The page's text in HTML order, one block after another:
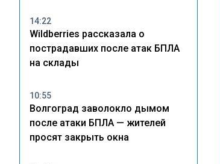
14:22
Wildberries рассказала о
пострадавших после атак БПЛА
на склады
10:55
Волгоград заволокло дымом
после атаки БПЛА — жителей
просят закрыть окна